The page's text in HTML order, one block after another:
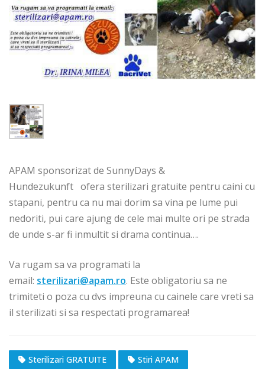
APAM sponsorizat de SunnyDays &
Hundezukunft ofera sterilizari gratuite pentru caini cu
stapani, pentru ca nu mai dorim sa vina pe lume pui
nedoriti, pui care ajung de cele mai multe ori pe strada
de unde s-ar fi inmultit si drama continua….
Va rugam sa va programati la
email: sterilizari@apam.ro. Este obligatoriu sa ne
trimiteti o poza cu dvs impreuna cu cainele care vreti sa
il sterilizati si sa respectati programarea!
Sterilizari GRATUITE Stiri APAM